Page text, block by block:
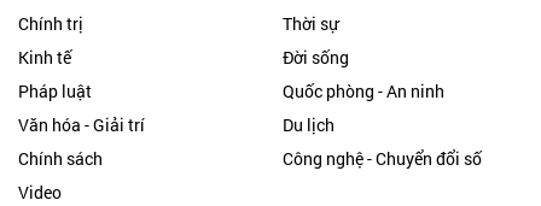
Chính trị
Thời sự
Kinh tế
Đời sống
Pháp luật
Quốc phòng - An ninh
Văn hóa - Giải trí
Du lịch
Chính sách
Công nghệ - Chuyển đổi số
Video